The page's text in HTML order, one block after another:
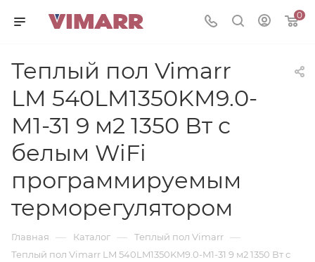
0
Теплый пол Vimarr
LM 540LM1350KM9.0-
M1-31 9 м2 1350 Вт с
белым WiFi
программируемым
терморегулятором
Главная — Каталог — Теплый пол Vimarr —
Теплый пол Vimarr LM 540LM1350KM9.0-M1-31 9 м2 1350 Вт с